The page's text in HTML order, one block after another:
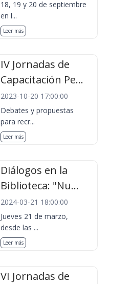
18, 19 y 20 de septiembre
en l...
Leer más
IV Jornadas de
Capacitación Pe...
2023-10-20 17:00:00
Debates y propuestas
para recr...
Leer más
Diálogos en la
Biblioteca: "Nu...
2024-03-21 18:00:00
Jueves 21 de marzo,
desde las ...
Leer más
VI Jornadas de